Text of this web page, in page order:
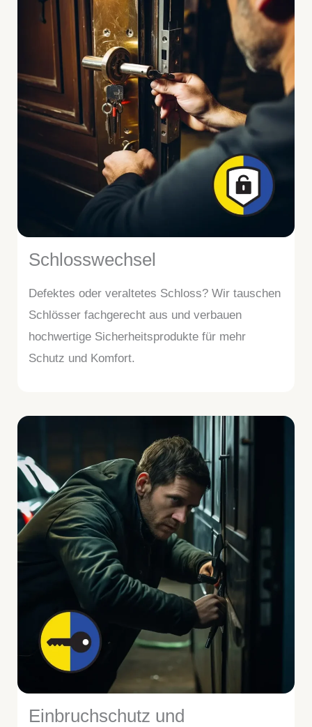
Schlosswechsel
Defektes oder veraltetes Schloss? Wir tauschen
Schlösser fachgerecht aus und verbauen
hochwertige Sicherheitsprodukte für mehr
Schutz und Komfort.
Einbruchschutz und